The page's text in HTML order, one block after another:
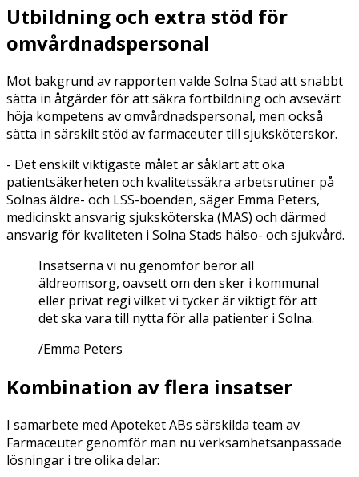
Utbildning och extra stöd för
omvårdnadspersonal
Mot bakgrund av rapporten valde Solna Stad att snabbt
sätta in åtgärder för att säkra fortbildning och avsevärt
höja kompetens av omvårdnadspersonal, men också
sätta in särskilt stöd av farmaceuter till sjuksköterskor.
- Det enskilt viktigaste målet är såklart att öka
patientsäkerheten och kvalitetssäkra arbetsrutiner på
Solnas äldre- och LSS-boenden, säger Emma Peters,
medicinskt ansvarig sjuksköterska (MAS) och därmed
ansvarig för kvaliteten i Solna Stads hälso- och sjukvård.
Insatserna vi nu genomför berör all
äldreomsorg, oavsett om den sker i kommunal
eller privat regi vilket vi tycker är viktigt för att
det ska vara till nytta för alla patienter i Solna.
/Emma Peters
Kombination av flera insatser
I samarbete med Apoteket ABs särskilda team av
Farmaceuter genomför man nu verksamhetsanpassade
lösningar i tre olika delar: